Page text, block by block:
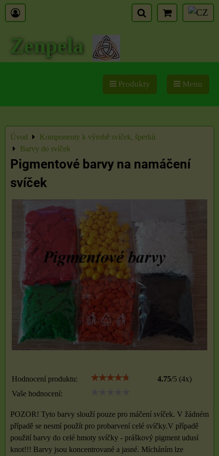
Zenpela
Produkty Menu
Úvod
Komponenty k výrobě svíček, šperků
Barvy do svíček
Pigmentové barvy na namáčení
svíček
Hodnocení produktu: 4.75/5 (4x)
Vaše hodnocení:
POZOR! Tyto barvy slouží pouze pro máčení svíček. V žádném
případě se nesmí použít pro probarvení celé svíčky.V případě
použití barvy do celé hmoty svíčky - práškový pigment udusí
knot!!! Barvy jsou koncentrované a jasné. Mícháním lze